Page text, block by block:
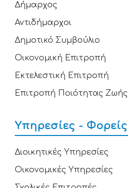
Δήμαρχος
Αντιδήμαρχοι
Δημοτικό Συμβούλιο
Οικονομική Επιτροπή
Εκτελεστική Επιτροπή
Επιτροπή Ποιότητας Ζωής
Υπηρεσίες - Φορείς
Διοικητικές Υπηρεσίες
Οικονομικές Υπηρεσίες